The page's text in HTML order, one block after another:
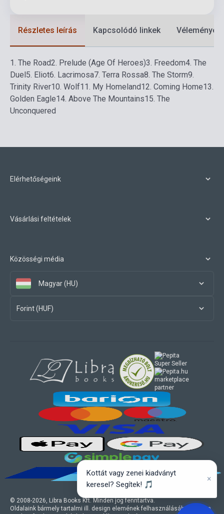
Részletes leírás Kapcsolódó linkek Vélemények
1. The Road2. Prelude (Age Of Heroes)3. Freedom4. The
Duel5. Eliot6. Lacrimosa7. Terra Rossa8. The Storm9.
Trinity River10. Wolf11. My Homeland12. Coming Home13.
Golden Eagle14. Above The Mountains15. The
Unconquered
Elérhetőségeink
Vásárlási feltételek
Közösségi média
Magyar (HU)
Forint (HUF)
© 2008-2026, Libra Books Kft. Minden jog fenntartva.
Oldalaink bármely tartalmi ill. design elemének felhasználásához a Libra
marketplace
partner
Kottát vagy zenei kiadványt
keresel? Segítek! 🎵
×